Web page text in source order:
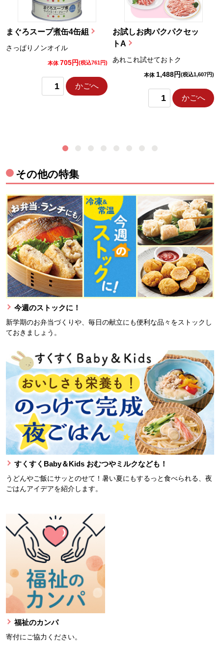
まぐろスープ煮缶4缶組
さっぱりノンオイル
本体 705円(税込761円)
かごへ
お試しお肉パクパクセッ
トA
あれこれ試せておトク
本体 1,488円(税込1,607円)
かごへ
その他の特集
今週のストックに！
新学期のお弁当づくりや、毎日の献立にも便利な品々をストックし
ておきましょう。
すくすくBaby＆Kids おむつやミルクなども！
うどんやご飯にサッとのせて！暑い夏にもするっと食べられる、夜
ごはんアイデアを紹介します。
福祉のカンパ
寄付にご協力ください。